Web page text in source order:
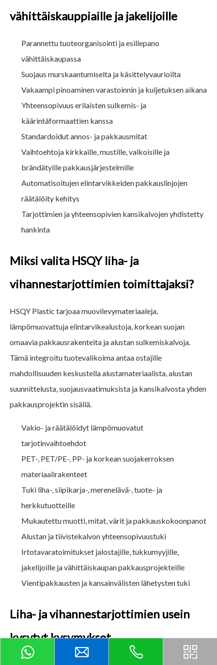
vähittäiskauppiaille ja jakelijoille
Parannettu tuoteorganisointi ja esillepano
vähittäiskaupassa
Suojaus murskaantumiselta ja käsittelyvaurioilta
Vakaampi pinoaminen varastoinnin ja kuljetuksen aikana
Yhteensopivuus erilaisten sulkemis- ja
käärintäformaattien kanssa
Standardoidut annos- ja pakkausmitat
Vaihtoehtoja kirkkaille, mustille, valkoisille ja
brändätyille pakkausjärjestelmille
Automatisoitujen elintarvikkeiden pakkauslinjojen
räätälöity kehitys
Tarjottimien ja yhteensopivien kansikalvojen yhdistetty
hankinta
Miksi valita HSQY liha- ja
vihannestarjottimien toimittajaksi?
HSQY Plastic tarjoaa muovilevymateriaaleja,
lämpömuovattuja elintarvikealustoja, korkean suojan
omaavia pakkausrakenteita ja alustan sulkemiskalvoja.
Tämä integroitu tuotevalikoima antaa ostajille
mahdollisuuden keskustella alustamateriaalista, alustan
suunnittelusta, suojausvaatimuksista ja kansikalvosta yhden
pakkausprojektin sisällä.
Vakio- ja räätälöidyt lämpömuovatut
tarjotinvaihtoehdot
PET-, PET/PE-, PP- ja korkean suojakerroksen
materiaalirakenteet
Tuki liha-, siipikarja-, merenelävä-, tuote- ja
herkkutuotteille
Mukautettu muotti, mitat, värit ja pakkauskokoonpanot
Alustan ja tiivistekalvon yhteensopivuustuki
Irtotavaratoimitukset jalostajille, tukkumyyjille,
jakelijoille ja vähittäiskaupan pakkausprojekteille
Vientipakkausten ja kansainvälisten lähetysten tuki
Liha- ja vihannestarjottimien usein
kysytyt kysymykset